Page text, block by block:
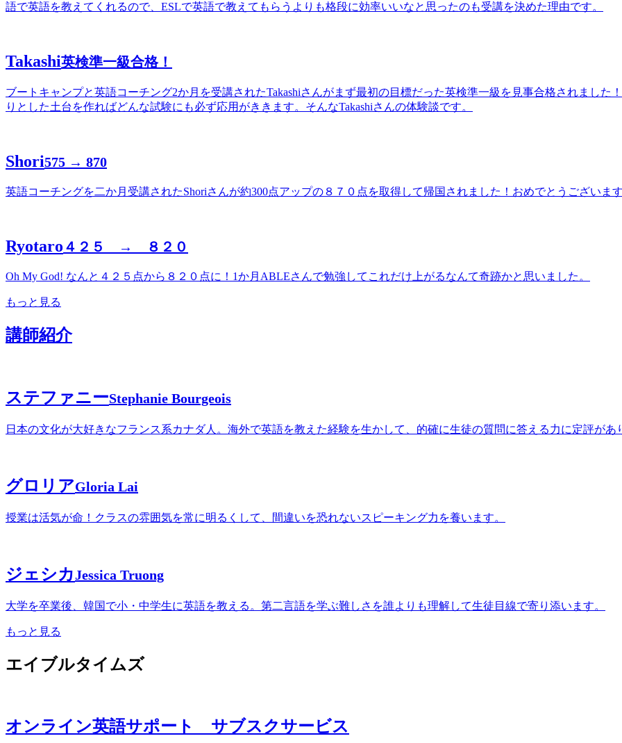
語で英語を教えてくれるので、ESLで英語で教えてもらうよりも格段に効率いいなと思ったのも受講を決めた理由です。
Takashi英検準一級合格！
ブートキャンプと英語コーチング2か月を受講されたTakashiさんがまず最初の目標だった英検準一級を見事合格されまし
りとした土台を作ればどんな試験にも必ず応用がききます。そんなTakashiさんの体験談です。
Shori575 → 870
英語コーチングを二か月受講されたShoriさんが約300点アップの８７０点を取得して帰国されました！おめでとうございます
Ryotaro ４２５ → ８２０
Oh My God! なんと４２５点から８２０点に！1か月ABLEさんで勉強してこれだけ上がるなんて奇跡かと思いました。
もっと見る
講師紹介
ステファニーStephanie Bourgeois
日本の文化が大好きなフランス系カナダ人。海外で英語を教えた経験を生かして、的確に生徒の質問に答える力に定評があ
グロリアGloria Lai
授業は活気が命！クラスの雰囲気を常に明るくして、間違いを恐れないスピーキング力を養います。
ジェシカJessica Truong
大学を卒業後、韓国で小・中学生に英語を教える。第二言語を学ぶ難しさを誰よりも理解して生徒目線で寄り添います。
もっと見る
エイブルタイムズ
オンライン英語サポート サブスクサービス